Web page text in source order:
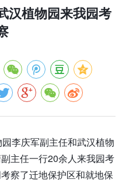
汉植物园来我园考
李庆军副主任和武汉植物
主任一行20余人来我园考
察了迁地保护区和就地保